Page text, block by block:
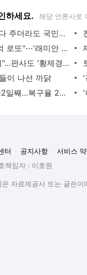
하세요. 해당 언론사로
이재명 대통령 "간·쓸개 다 주더라도 국민에 보탬 된다면 마다 않겠다"
"현금부자만 가능한 30억 로또"⋯'래미안 트리니원'
"비공개로 공항 갔어야지"…판사도 '황제경호' 변우석에 질타
이 나선 까닭
정부 '전산시스템 장애' 12일째…복구율 24.6%
터 공지사항
서비스
책임자 : 이호원
자료제공사 또는 글쓴